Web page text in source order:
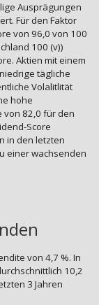
Ausprägungen
Für den Faktor
von 96,0 von 100
100 (v))
Aktien mit einem
tägliche
Volalitlität
hohe
von 82,0 für den
Score
in den letzten
einer wachsenden
von 4,7 %. In
10,2
3 Jahren